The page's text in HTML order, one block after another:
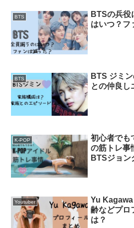
BTS
BTSの兵役
はいつ？フ
BTS
BTS ジミ
との仲良し
K-POP
初心者でも
の筋トレ事
BTSジョ
Youtuber
Yu
齢などプロ
は？